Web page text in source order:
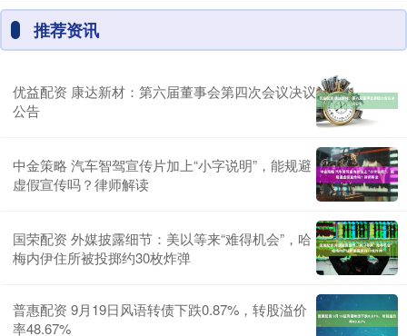
推荐资讯
优益配资 康达新材：第六届董事会第四次会议决议
公告
中金策略 汽车智驾宣传片加上“小字说明”，能规避
虚假宣传吗？律师解读
国荣配资 外媒披露细节：美以等来“难得机会”，哈
梅内伊住所被投掷约30枚炸弹
普惠配资 9月19日风语转债下跌0.87%，转股溢价
率48.67%